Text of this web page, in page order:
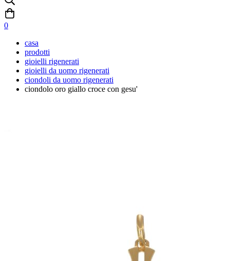
0
casa
prodotti
gioielli rigenerati
gioielli da uomo rigenerati
ciondoli da uomo rigenerati
ciondolo oro giallo croce con gesu'